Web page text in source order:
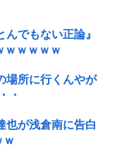
んでもない正論』
ｗｗｗｗｗ
場所に行くんやが
・
也が浅倉南に告白
ｗ